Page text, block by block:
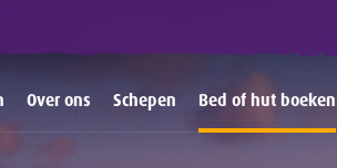
Over ons Schepen Bed of hut boeken